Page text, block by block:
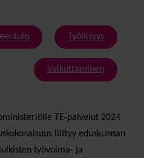
Työllisyys
Vaikuttaminen
TE-palvelut 2024
liittyy eduskunnan
työvoima- ja